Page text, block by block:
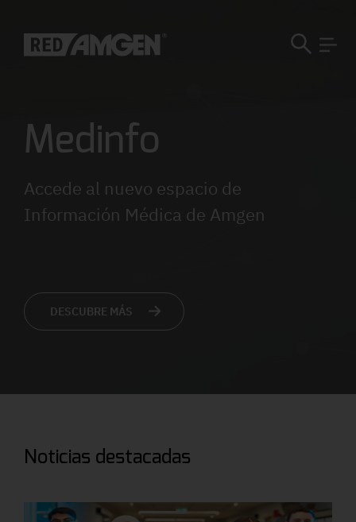
Medinfo
Accede al nuevo espacio de
Información Médica de Amgen
DESCUBRE MÁS
Noticias destacadas